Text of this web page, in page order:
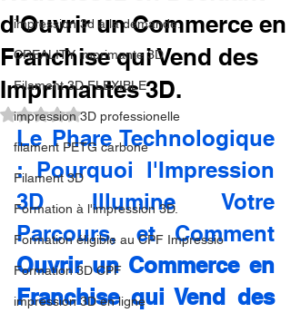
impression 3d à la demande.
CREALITY imprimante 3D
Filament 3D FLEXIBLE
impression 3D professionelle
filament PETG carbone
Filament 3D
Formation à l'impression 3D.
Formation éligible au CPF Impressio
Formation 3D CPF
impression 3D en ligne
d'Ouvrir un Commerce en
Franchise qui Vend des
Imprimantes 3D.
Noté NaN étoiles sur 5.
Le Phare Technologique
: Pourquoi l'Impression
3D Illumine Votre
Ouvrir un Commerce en
Franchise qui Vend des